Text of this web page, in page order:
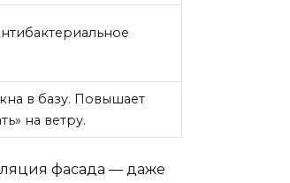
в базу. Повышает
на ветру.
фасада — даже